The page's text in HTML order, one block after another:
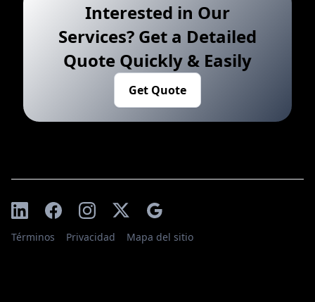
Interested in Our
Services? Get a Detailed
Quote Quickly & Easily
Get Quote
Términos Privacidad Mapa del sitio